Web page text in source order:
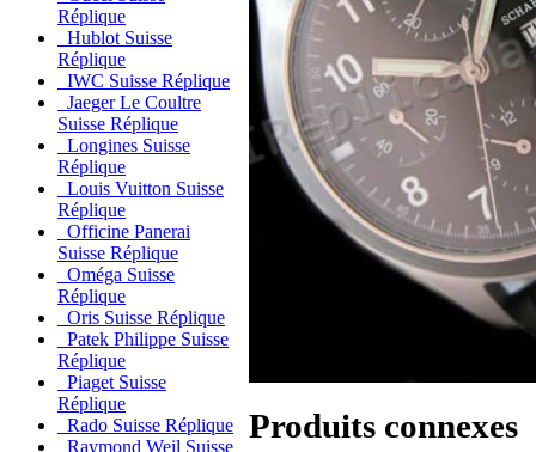
Réplique
Hublot Suisse
Réplique
IWC Suisse Réplique
Jaeger Le Coultre
Suisse Réplique
Longines Suisse
Réplique
Louis Vuitton Suisse
Réplique
Officine Panerai
Suisse Réplique
Oméga Suisse
Réplique
Oris Suisse Réplique
Patek Philippe Suisse
Réplique
Piaget Suisse
Réplique
Rado Suisse Réplique
Raymond Weil Suisse
Produits connexes